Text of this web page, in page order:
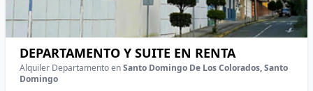
DEPARTAMENTO Y SUITE EN RENTA
Alquiler Departamento enSanto Domingo De Los Colorados, Santo
Domingo